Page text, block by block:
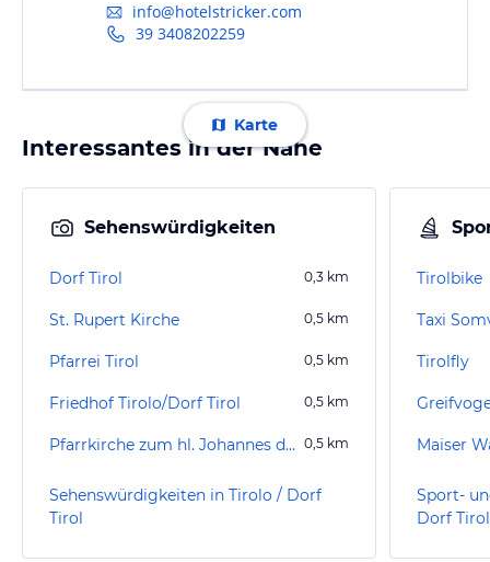
info@hotelstricker.com
39 3408202259
Karte
Interessantes in der Nähe
Sehenswürdigkeiten
Dorf Tirol 0,3 km
St. Rupert Kirche 0,5 km
Pfarrei Tirol 0,5 km
Friedhof Tirolo/Dorf Tirol 0,5 km
Pfarrkirche zum hl. Johannes dem Täufer 0,5 km
Sehenswürdigkeiten in Tirolo / Dorf
Tirol
Tirolbike
Taxi
Tirolfly
Maiser
Sport-
Dorf Tirol